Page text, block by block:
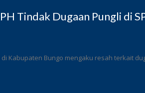
Tindak Dugaan Pungli di
di Kabupaten Bungo mengaku resah terkait